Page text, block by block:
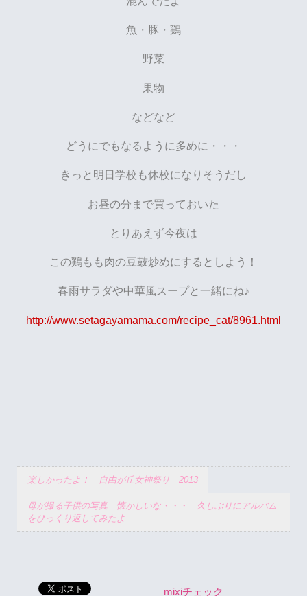
魚・豚・鶏
野菜
果物
などなど
どうにでもなるように多めに・・・
きっと明日学校も休校になりそうだし
お昼の分まで買っておいた
とりあえず今夜は
この鶏もも肉の豆鼓炒めにするとしよう！
春雨サラダや中華風スープと一緒にね♪
http://www.setagayamama.com/recipe_cat/8961.html
楽しかったよ！ 自由が丘女神祭り 2013
母が撮る子供の写真 懐かしいな・・・ 久しぶりにアルバム
をひっくり返してみたよ
mixiチェック